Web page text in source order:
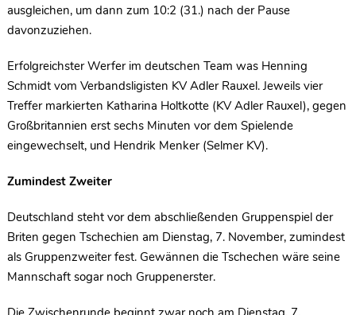
ausgleichen, um dann zum 10:2 (31.) nach der Pause
davonzuziehen.
Erfolgreichster Werfer im deutschen Team was Henning
Schmidt vom Verbandsligisten KV Adler Rauxel. Jeweils vier
Treffer markierten Katharina Holtkotte (KV Adler Rauxel), gegen
Großbritannien erst sechs Minuten vor dem Spielende
eingewechselt, und Hendrik Menker (Selmer KV).
Zumindest Zweiter
Deutschland steht vor dem abschließenden Gruppenspiel der
Briten gegen Tschechien am Dienstag, 7. November, zumindest
als Gruppenzweiter fest. Gewännen die Tschechen wäre seine
Mannschaft sogar noch Gruppenerster.